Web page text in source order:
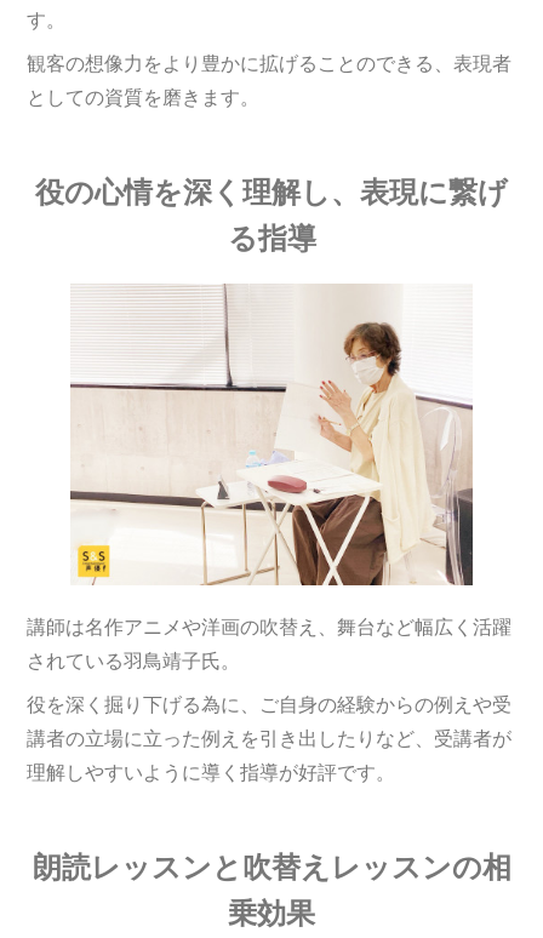
す。
観客の想像力をより豊かに拡げることのできる、表現者
としての資質を磨きます。
役の心情を深く理解し、表現に繋げ
る指導
講師は名作アニメや洋画の吹替え、舞台など幅広く活躍
されている羽鳥靖子氏。
役を深く掘り下げる為に、ご自身の経験からの例えや受
講者の立場に立った例えを引き出したりなど、受講者が
理解しやすいように導く指導が好評です。
朗読レッスンと吹替えレッスンの相
乗効果